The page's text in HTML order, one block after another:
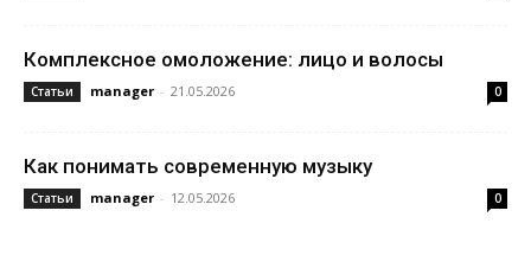
Комплексное омоложение: лицо и волосы
Статьи manager - 21.05.2026 0
Как понимать современную музыку
Статьи manager - 12.05.2026 0